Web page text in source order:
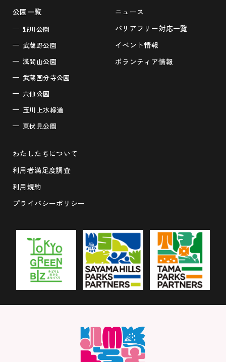
公園一覧
野川公園
武蔵野公園
浅間山公園
武蔵国分寺公園
六仙公園
玉川上水緑道
東伏見公園
ニュース
バリアフリー対応一覧
イベント情報
ボランティア情報
わたしたちについて
利用者満足度調査
利用規約
プライバシーポリシー